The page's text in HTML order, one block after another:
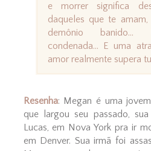
e morrer significa
daqueles que te
demônio banido…
condenada… E uma
amor realmente supera
Resenha: Megan é uma
que largou seu passado,
Lucas, em Nova York pra ir
em Denver. Sua irmã foi